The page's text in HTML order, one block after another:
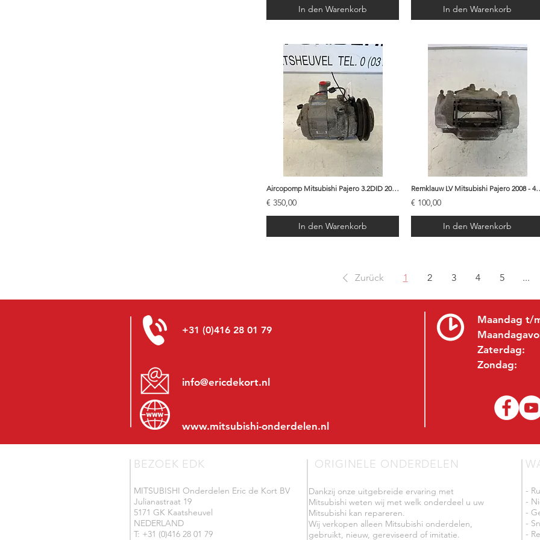
In den Warenkorb In den Warenkorb
Aircopomp Mitsubishi Pajero 3.2DID 2008 - 7813A085
€ 350,00
In den Warenkorb
Remklauw LV
€ 100,00
In den Warenkorb
Zurück 1 2 3 4 5 ...
+31 (0)416 28 01 79
info@ericdekort.nl
www.mitsubishi-onderdelen.nl
Maandag t/
Zaterdag:
Zondag:
BEZOEK EDK
MITSUBISHI Onderdelen Eric de Kort BV
Julianastraat 19
5171 GK Kaatsheuvel
NEDERLAND
T: +31 (0)416 28 01 79
ORIGINELE ONDERDELEN
Dankzij onze uitgebreide ervaring met
Mitsubishi weten wij met welk onderdeel u uw
Mitsubishi kan repareren.
Wij verkopen alleen Mitsubishi onderdelen,
gebruikt, nieuw, gereviseerd of imitatie.
-
-
-
-
-